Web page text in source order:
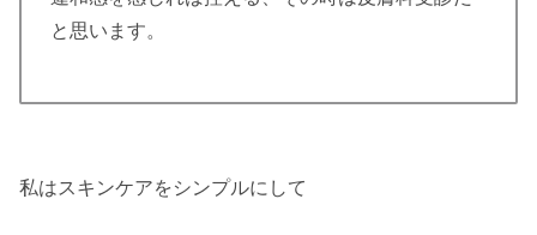
と思います。
私はスキンケアをシンプルにして